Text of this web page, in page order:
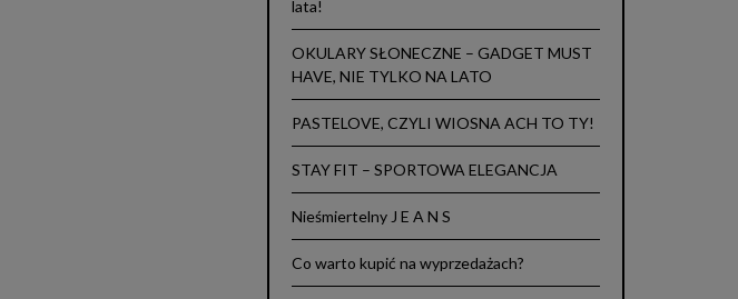
lata!
OKULARY SŁONECZNE – GADGET MUST
HAVE, NIE TYLKO NA LATO
PASTELOVE, CZYLI WIOSNA ACH TO TY!
STAY FIT – SPORTOWA ELEGANCJA
Nieśmiertelny J E A N S
Co warto kupić na wyprzedażach?